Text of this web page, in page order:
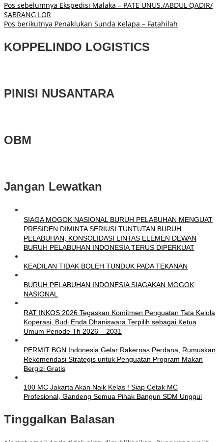
Pos sebelumnya Ekspedisi Malaka – PATE UNUS./ABDUL QADIR/
SABRANG LOR
Pos berikutnya Penaklukan Sunda Kelapa – Fatahilah
KOPPELINDO LOGISTICS
PINISI NUSANTARA
OBM
Jangan Lewatkan
SIAGA MOGOK NASIONAL BURUH PELABUHAN MENGUAT
PRESIDEN DIMINTA SERIUSI TUNTUTAN BURUH
PELABUHAN, KONSOLIDASI LINTAS ELEMEN DEWAN
BURUH PELABUHAN INDONESIA TERUS DIPERKUAT
KEADILAN TIDAK BOLEH TUNDUK PADA TEKANAN
BURUH PELABUHAN INDONESIA SIAGAKAN MOGOK
NASIONAL
RAT INKOS 2026 Tegaskan Komitmen Penguatan Tata Kelola
Koperasi, Budi Enda Dhaniswara Terpilih sebagai Ketua
Umum Periode Th 2026 – 2031
PERMIT BGN Indonesia Gelar Rakernas Perdana, Rumuskan
Rekomendasi Strategis untuk Penguatan Program Makan
Bergizi Gratis
100 MC Jakarta Akan Naik Kelas ! Siap Cetak MC
Profesional, Gandeng Semua Pihak Bangun SDM Unggul
Tinggalkan Balasan